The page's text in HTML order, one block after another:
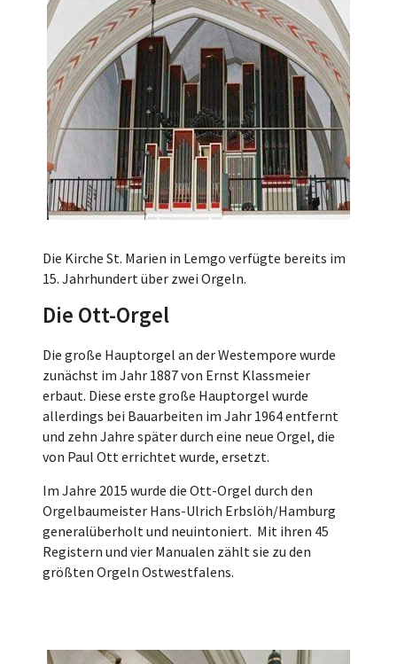
Die Kirche St. Marien in Lemgo verfügte bereits im
15. Jahrhundert über zwei Orgeln.
Die Ott-Orgel
Die große Hauptorgel an der Westempore wurde
zunächst im Jahr 1887 von Ernst Klassmeier
erbaut. Diese erste große Hauptorgel wurde
allerdings bei Bauarbeiten im Jahr 1964 entfernt
und zehn Jahre später durch eine neue Orgel, die
von Paul Ott errichtet wurde, ersetzt.
Im Jahre 2015 wurde die Ott-Orgel durch den
Orgelbaumeister Hans-Ulrich Erbslöh/Hamburg
generalüberholt und neuintoniert. Mit ihren 45
Registern und vier Manualen zählt sie zu den
größten Orgeln Ostwestfalens.